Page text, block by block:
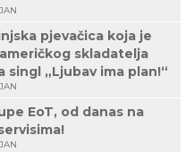
pjevačica koja je
skladatelja
singl „Ljubav ima plan!“
EoT, od danas na